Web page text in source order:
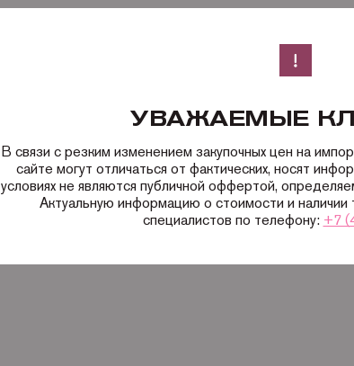
УВАЖАЕМЫЕ
В связи с резким изменением закупочных цен на
сайте могут отличаться от фактических, носят
условиях не являются публичной оффертой,
Актуальную информацию о стоимости и наличии
специалистов по телефону: +7